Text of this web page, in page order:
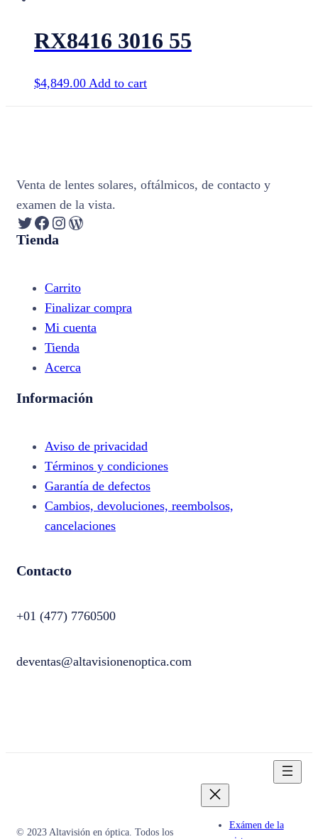
RX8416 3016 55
$4,849.00 Add to cart
Venta de lentes solares, oftálmicos, de contacto y
examen de la vista.
Twitter Facebook Instagram WordPress
Tienda
Carrito
Finalizar compra
Mi cuenta
Tienda
Acerca
Información
Aviso de privacidad
Términos y condiciones
Garantía de defectos
Cambios, devoluciones, reembolsos,
cancelaciones
Contacto
+01 (477) 7760500
deventas@altavisionenoptica.com
© 2023 Altavisión en óptica. Todos los
Exámen de la